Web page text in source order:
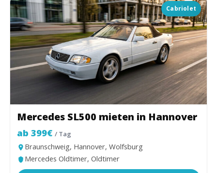
Cabriolet
Mercedes SL500 mieten in Hannover
ab 399€ / Tag
Braunschweig, Hannover, Wolfsburg
Mercedes Oldtimer, Oldtimer